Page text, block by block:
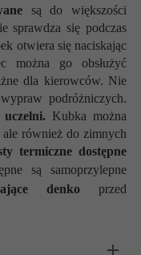
są do większości
sprawdza się podczas
otwiera się naciskając
można go obsłużyć
dla kierowców. Nie
podróżniczych.
Kubka można
również do zimnych
termiczne dostępne
są samoprzylepne
denko przed